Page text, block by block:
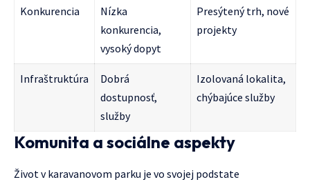
Konkurencia
Nízka
konkurencia,
vysoký dopyt
Presýtený trh, nové
projekty
Infraštruktúra
Dobrá
dostupnosť,
služby
Izolovaná lokalita,
chýbajúce služby
Komunita a sociálne aspekty
Život v karavanovom parku je vo svojej podstate